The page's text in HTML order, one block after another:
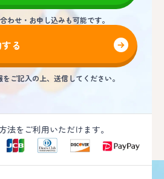
わせ・お申し込みも可能です。
る
ご記入の上、送信してください。
法をご利用いただけます。